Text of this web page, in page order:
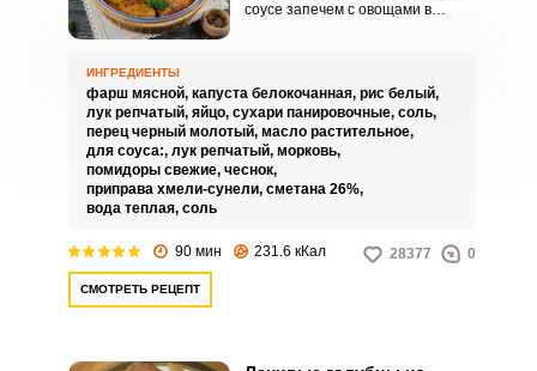
соусе запечем с овощами в
возиться с капустными листьями,
чтобы завернуть каждый голубец.
ИНГРЕДИЕНТЫ
фарш мясной, капуста белокочанная, рис белый,
лук репчатый, яйцо, сухари панировочные, соль,
перец черный молотый, масло растительное,
для соуса:, лук репчатый, морковь,
помидоры свежие, чеснок,
приправа хмели-сунели, сметана 26%,
вода теплая, соль
90 мин 231.6 кКал 28377 0
СМОТРЕТЬ РЕЦЕПТ